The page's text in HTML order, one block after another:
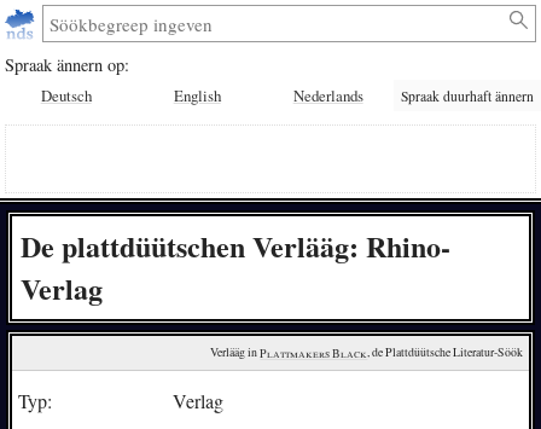
Spraak ännern op:
Deutsch English Nederlands Spraak duurhaft ännern
De plattdüütschen Verlääg: Rhino-
Verlag
Verlääg in Plattmakers Black, de Plattdüütsche Literatur-Söök
Typ:
Verlag